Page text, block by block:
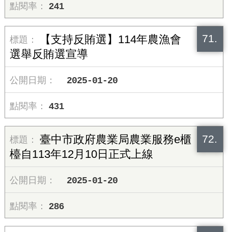
241
71.
【支持反賄選】114年農漁會
選舉反賄選宣導
2025-01-20
431
72.
臺中市政府農業局農業服務e櫃
檯自113年12月10日正式上線
2025-01-20
286